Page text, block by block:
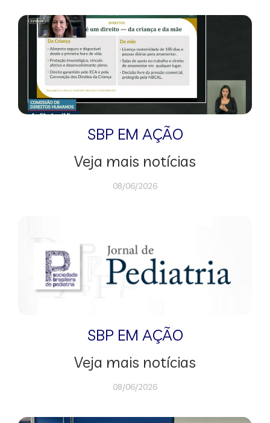
SBP EM AÇÃO
Veja mais notícias
08/06/2026
SBP EM AÇÃO
Veja mais notícias
08/06/2026